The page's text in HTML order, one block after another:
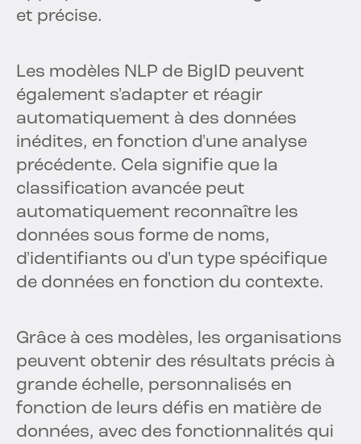
et précise.
Les modèles NLP de BigID peuvent
également s'adapter et réagir
automatiquement à des données
inédites, en fonction d'une analyse
précédente. Cela signifie que la
classification avancée peut
automatiquement reconnaître les
données sous forme de noms,
d'identifiants ou d'un type spécifique
de données en fonction du contexte.
Grâce à ces modèles, les organisations
peuvent obtenir des résultats précis à
grande échelle, personnalisés en
fonction de leurs défis en matière de
données, avec des fonctionnalités qui